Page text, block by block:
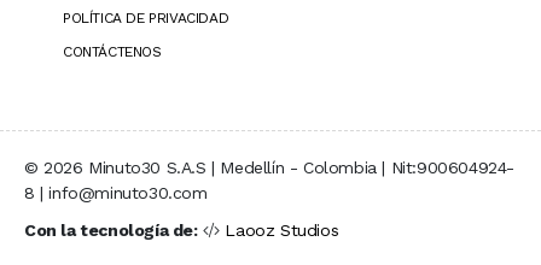
POLÍTICA DE PRIVACIDAD
CONTÁCTENOS
© 2026 Minuto30 S.A.S | Medellín - Colombia | Nit:900604924-
8 | info@minuto30.com
Con la tecnología de:
Laooz Studios